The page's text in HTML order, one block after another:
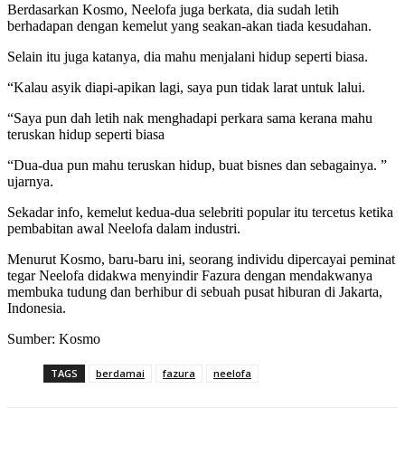
Berdasarkan Kosmo, Neelofa juga berkata, dia sudah letih
berhadapan dengan kemelut yang seakan-akan tiada kesudahan.
Selain itu juga katanya, dia mahu menjalani hidup seperti biasa.
“Kalau asyik diapi-apikan lagi, saya pun tidak larat untuk lalui.
“Saya pun dah letih nak menghadapi perkara sama kerana mahu
teruskan hidup seperti biasa
“Dua-dua pun mahu teruskan hidup, buat bisnes dan sebagainya. ”
ujarnya.
Sekadar info, kemelut kedua-dua selebriti popular itu tercetus ketika
pembabitan awal Neelofa dalam industri.
Menurut Kosmo, baru-baru ini, seorang individu dipercayai peminat
tegar Neelofa didakwa menyindir Fazura dengan mendakwanya
membuka tudung dan berhibur di sebuah pusat hiburan di Jakarta,
Indonesia.
Sumber: Kosmo
TAGS berdamai fazura neelofa